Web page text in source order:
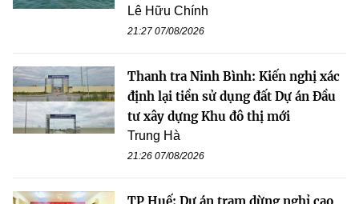
Lê Hữu Chính
21:27 07/08/2026
Thanh tra Ninh Bình: Kiến nghị xác
định lại tiền sử dụng đất Dự án Đầu
tư xây dựng Khu đô thị mới
Trung Hà
21:26 07/08/2026
TP Huế: Dự án trạm dừng nghỉ cao